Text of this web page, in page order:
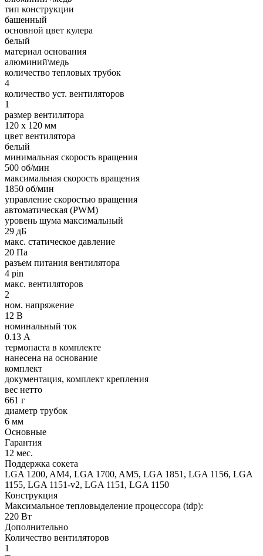
тип конструкции
башенный
основной цвет кулера
белый
материал основания
алюминий\медь
количество тепловых трубок
4
количество уст. вентиляторов
1
размер вентилятора
120 x 120 мм
цвет вентилятора
белый
минимальная скорость вращения
500 об/мин
максимальная скорость вращения
1850 об/мин
управление скоростью вращения
автоматическая (PWM)
уровень шума максимальный
29 дБ
макс. статическое давление
20 Па
разъем питания вентилятора
4 pin
макс. вентиляторов
2
ном. напряжение
12 В
номинальный ток
0.13 А
термопаста в комплекте
нанесена на основание
комплект
документация, комплект крепления
вес нетто
661 г
диаметр трубок
6 мм
Основные
Гарантия
12 мес.
Поддержка сокета
LGA 1200, AM4, LGA 1700, AM5, LGA 1851, LGA 1156, LGA
1155, LGA 1151-v2, LGA 1151, LGA 1150
Конструкция
Максимальное тепловыделение процессора (tdp):
220 Вт
Дополнительно
Количество вентиляторов
1